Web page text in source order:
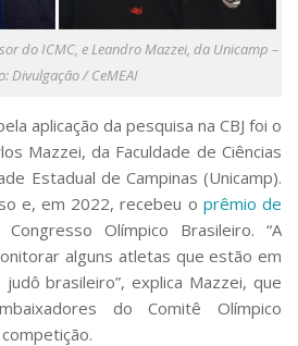
do ICMC, e Leandro Mazzei, da Unicamp –
Divulgação / CeMEAI
aplicação da pesquisa na CBJ foi o
Mazzei, da Faculdade de Ciências
Estadual de Campinas (Unicamp).
e, em 2022, recebeu o prêmio de
Olímpico Brasileiro. “A
alguns atletas que estão em
brasileiro”, explica Mazzei, que
do Comitê Olímpico